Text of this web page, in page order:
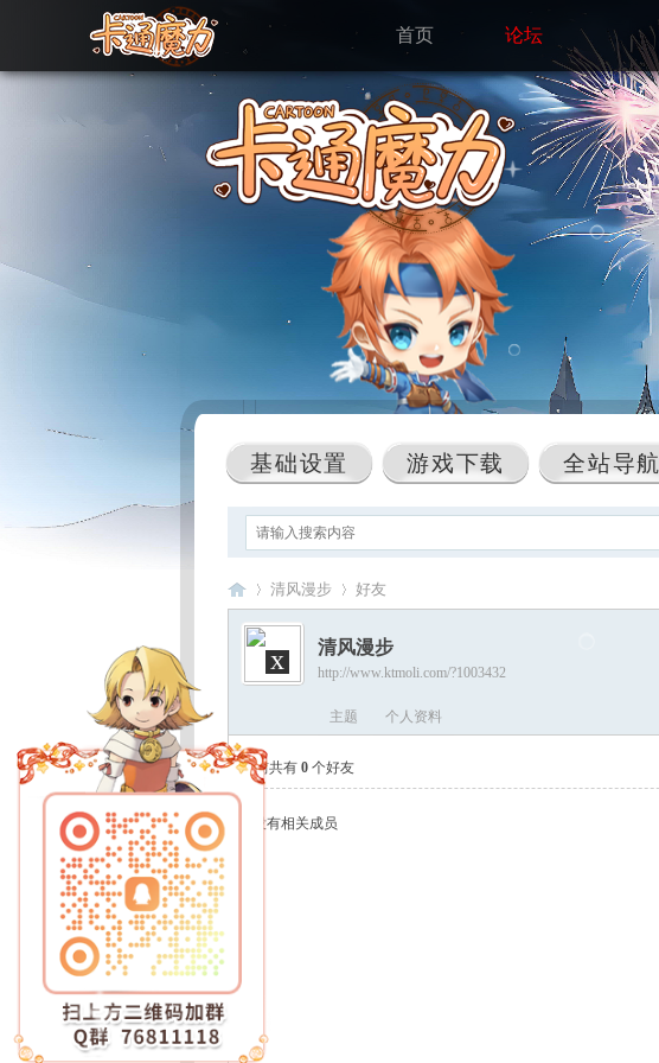
首页 论坛
基础设置 游戏下载 全站导航
›
清风漫步 好友
清风漫步
http://www.ktmoli.com/?1003432
主题 个人资料
当前共有 0 个好友
没有相关成员
x